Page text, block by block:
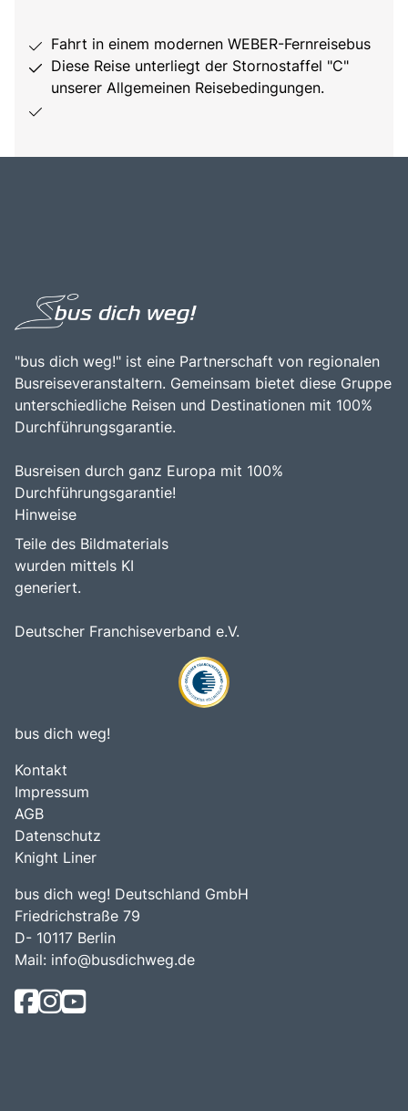
Fahrt in einem modernen WEBER-Fernreisebus
Diese Reise unterliegt der Stornostaffel "C"
unserer Allgemeinen Reisebedingungen.
"bus dich weg!" ist eine Partnerschaft von regionalen
Busreiseveranstaltern. Gemeinsam bietet diese Gruppe
unterschiedliche Reisen und Destinationen mit 100%
Durchführungsgarantie.
Busreisen durch ganz Europa mit 100%
Durchführungsgarantie!
Hinweise
Teile des Bildmaterials
wurden mittels KI
generiert.
Deutscher Franchiseverband e.V.
bus dich weg!
Kontakt
Impressum
AGB
Datenschutz
Knight Liner
bus dich weg! Deutschland GmbH
Friedrichstraße 79
D- 10117 Berlin
Mail: info@busdichweg.de